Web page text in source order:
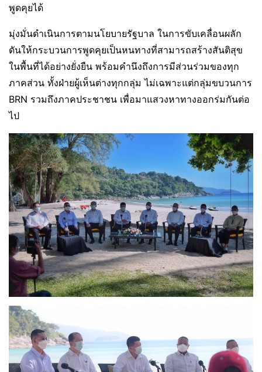
พูดคุย​ได้
มุ่งมั่น​ดำเนินการตามนโยบายรัฐบาล​ ในการขับเคลื่อนผลัก
ดันให้กระบวนการพูดคุยเป็นหนทางที่สามารถสร้างสันติสุข
ในพื้นที่​ได้อย่างยั่งยืน​ พร้อมคำนึงถึงการมีส่วนร่วมของทุก
ภาคส่วน​ ทั้งฝ่ายผู้เห็นต่างทุกกลุ่ม​ ไม่เฉพาะแต่กลุ่ม​ขบวนการ
BRN​ รวมถึงภาคประชาชน​ เพื่อมาแสวงหาทางออกร่มกันต่อ
ไป​